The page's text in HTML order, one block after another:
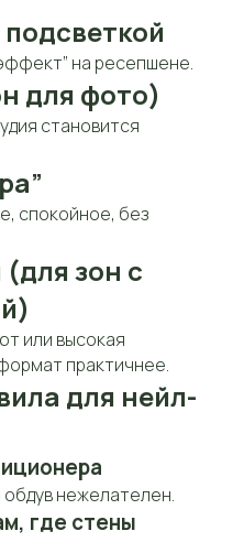
на ресепшене.
для фото)
становится
спокойное, без
зон с
или высокая
практичнее.
для нейл-
нежелателен.
где стены